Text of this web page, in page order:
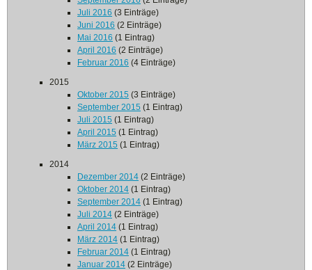
Juli 2016 (3 Einträge)
Juni 2016 (2 Einträge)
Mai 2016 (1 Eintrag)
April 2016 (2 Einträge)
Februar 2016 (4 Einträge)
2015
Oktober 2015 (3 Einträge)
September 2015 (1 Eintrag)
Juli 2015 (1 Eintrag)
April 2015 (1 Eintrag)
März 2015 (1 Eintrag)
2014
Dezember 2014 (2 Einträge)
Oktober 2014 (1 Eintrag)
September 2014 (1 Eintrag)
Juli 2014 (2 Einträge)
April 2014 (1 Eintrag)
März 2014 (1 Eintrag)
Februar 2014 (1 Eintrag)
Januar 2014 (2 Einträge)